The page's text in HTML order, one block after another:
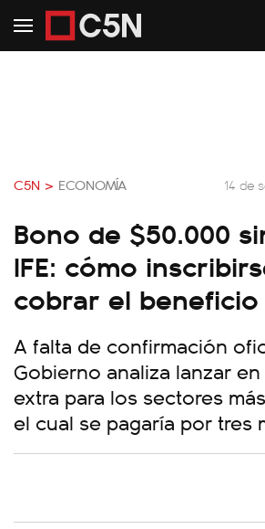
C5N > ECONOMÍA 14 de
Bono de $50.000
IFE: cómo
cobrar el beneficio
A falta de confirmación
Gobierno analiza lanzar
extra para los sectores
el cual se pagaría por tres